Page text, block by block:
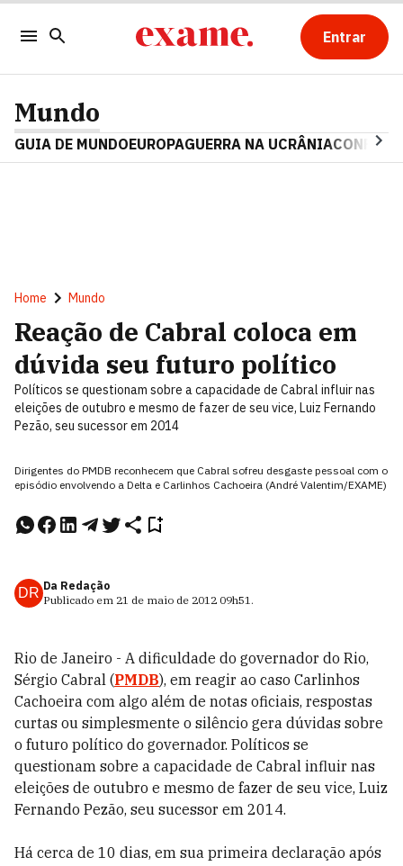
Entrar
Mundo
GUIA DE MUNDOEUROPAGUERRA NA UCRÂNIA
Home Mundo
Reação de Cabral coloca em
dúvida seu futuro político
Políticos se questionam sobre a capacidade de Cabral influir nas
eleições de outubro e mesmo de fazer de seu vice, Luiz Fernando
Pezão, seu sucessor em 2014
Dirigentes do PMDB reconhecem que Cabral sofreu desgaste pessoal com o
episódio envolvendo a Delta e Carlinhos Cachoeira (André Valentim/EXAME)
DR Da Redação
Publicado em 21 de maio de 2012 09h51.
Rio de Janeiro - A dificuldade do governador do Rio,
Sérgio Cabral (PMDB), em reagir ao caso Carlinhos
Cachoeira com algo além de notas oficiais, respostas
curtas ou simplesmente o silêncio gera dúvidas sobre
o futuro político do governador. Políticos se
questionam sobre a capacidade de Cabral influir nas
eleições de outubro e mesmo de fazer de seu vice, Luiz
Fernando Pezão, seu sucessor em 2014.
Há cerca de 10 dias, em sua primeira declaração após